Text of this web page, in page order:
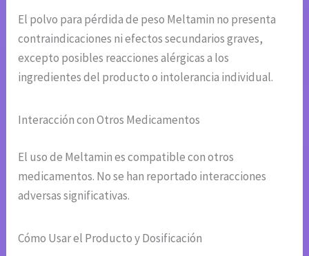
El polvo para pérdida de peso Meltamin no presenta
contraindicaciones ni efectos secundarios graves,
excepto posibles reacciones alérgicas a los
ingredientes del producto o intolerancia individual.
Interacción con Otros Medicamentos
El uso de Meltamin es compatible con otros
medicamentos. No se han reportado interacciones
adversas significativas.
Cómo Usar el Producto y Dosificación